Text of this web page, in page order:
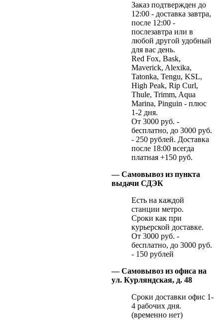
Заказ подтвержден до
12:00 - доставка завтра,
после 12:00 -
послезавтра или в
любой другой удобный
для вас день.
Red Fox, Bask,
Maverick, Alexika,
Tatonka, Tengu, KSL,
High Peak, Rip Curl,
Thule, Trimm, Aqua
Marina, Pinguin - плюс
1-2 дня.
От 3000 руб. -
бесплатно, до 3000 руб.
- 250 рублей. Доставка
после 18:00 всегда
платная +150 руб.
— Самовывоз из пункта
выдачи СДЭК
Есть на каждой
станции метро.
Сроки как при
курьерской доставке.
От 3000 руб. -
бесплатно, до 3000 руб.
- 150 рублей
— Самовывоз из офиса на
ул. Курляндская, д. 48
Сроки доставки офис 1-
4 рабочих дня.
(временно нет)